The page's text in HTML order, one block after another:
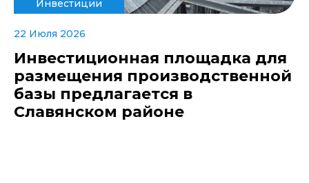
Инвестиции
22 Июля 2026
Инвестиционная площадка для
размещения производственной
базы предлагается в
Славянском районе